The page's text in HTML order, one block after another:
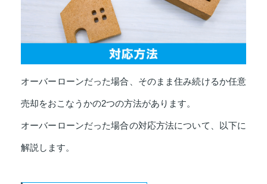
オーバーローンだった場合、そのまま住み続けるか任意
売却をおこなうかの2つの方法があります。
オーバーローンだった場合の対応方法について、以下に
解説します。